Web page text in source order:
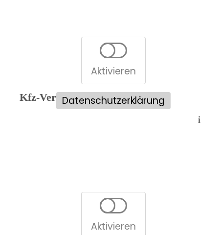
Aktivieren
Datenschutzerklärung
Kfz-Versicherungsvergleich:
i
Aktivieren